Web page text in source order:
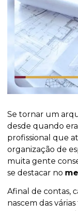
Se tornar um
desde quando
profissional que
organização de
muita gente
se destacar no
Afinal de contas,
nascem das